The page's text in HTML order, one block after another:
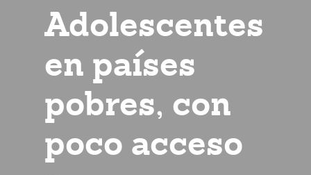
Adolescentes
en países
pobres, con
poco acceso